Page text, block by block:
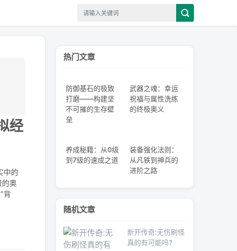
经
中的
的奥
背
热门文章
防御基石的极致
打磨——构建坚
不可摧的生存壁
垒
武器之魂：幸运
祝福与属性洗练
的终极奥义
养成秘籍：从0级
到7级的速成之道
装备强化法则：
从凡铁到神兵的
进阶之路
随机文章
新开传奇:无伤刷怪
真的有可能吗?